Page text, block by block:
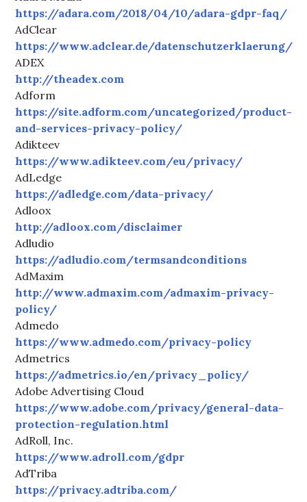
https://adara.com/2018/04/10/adara-gdpr-faq/
AdClear
https://www.adclear.de/datenschutzerklaerung/
ADEX
http://theadex.com
Adform
https://site.adform.com/uncategorized/product-
and-services-privacy-policy/
Adikteev
https://www.adikteev.com/eu/privacy/
AdLedge
https://adledge.com/data-privacy/
Adloox
http://adloox.com/disclaimer
Adludio
https://adludio.com/termsandconditions
AdMaxim
http://www.admaxim.com/admaxim-privacy-
policy/
Admedo
https://www.admedo.com/privacy-policy
Admetrics
https://admetrics.io/en/privacy_policy/
Adobe Advertising Cloud
https://www.adobe.com/privacy/general-data-
protection-regulation.html
AdRoll, Inc.
https://www.adroll.com/gdpr
AdTriba
https://privacy.adtriba.com/